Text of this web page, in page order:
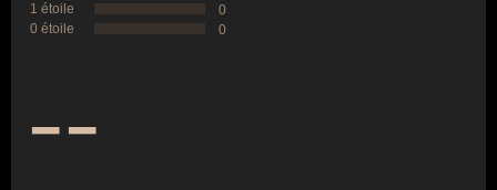
1 étoile
0
0 étoile
0
--